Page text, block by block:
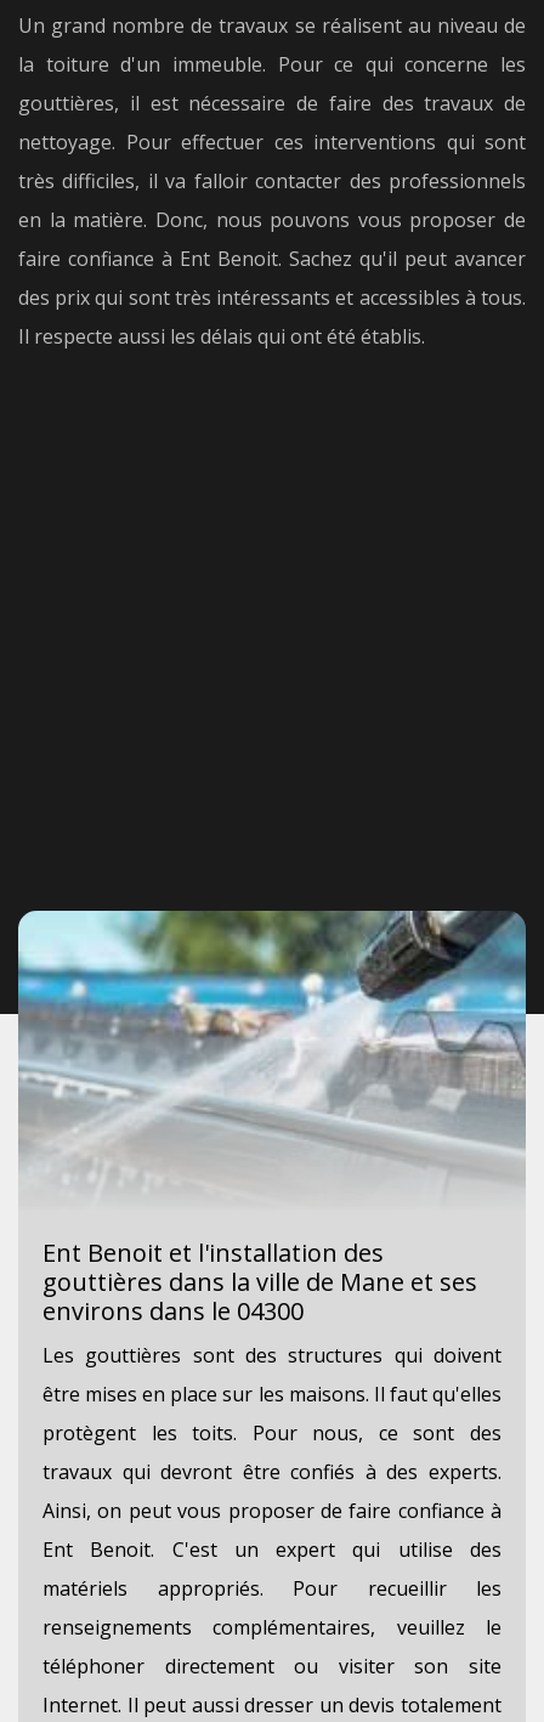
Un grand nombre de travaux se réalisent au niveau de
la toiture d'un immeuble. Pour ce qui concerne les
gouttières, il est nécessaire de faire des travaux de
nettoyage. Pour effectuer ces interventions qui sont
très difficiles, il va falloir contacter des professionnels
en la matière. Donc, nous pouvons vous proposer de
faire confiance à Ent Benoit. Sachez qu'il peut avancer
des prix qui sont très intéressants et accessibles à tous.
Il respecte aussi les délais qui ont été établis.
Ent Benoit et l'installation des
gouttières dans la ville de Mane et ses
environs dans le 04300
Les gouttières sont des structures qui doivent
être mises en place sur les maisons. Il faut qu'elles
protègent les toits. Pour nous, ce sont des
travaux qui devront être confiés à des experts.
Ainsi, on peut vous proposer de faire confiance à
Ent Benoit. C'est un expert qui utilise des
matériels appropriés. Pour recueillir les
renseignements complémentaires, veuillez le
téléphoner directement ou visiter son site
Internet. Il peut aussi dresser un devis totalement